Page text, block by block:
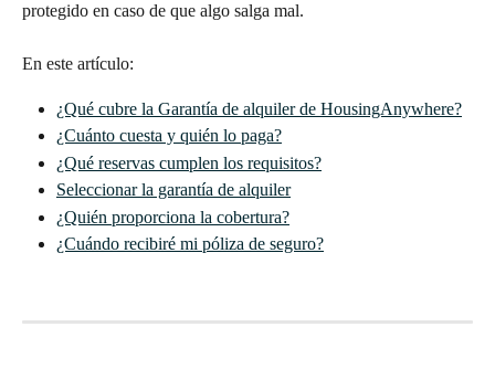
protegido en caso de que algo salga mal.
En este artículo:
¿Qué cubre la Garantía de alquiler de HousingAnywhere?
¿Cuánto cuesta y quién lo paga?
¿Qué reservas cumplen los requisitos?
Seleccionar la garantía de alquiler
¿Quién proporciona la cobertura?
¿Cuándo recibiré mi póliza de seguro?